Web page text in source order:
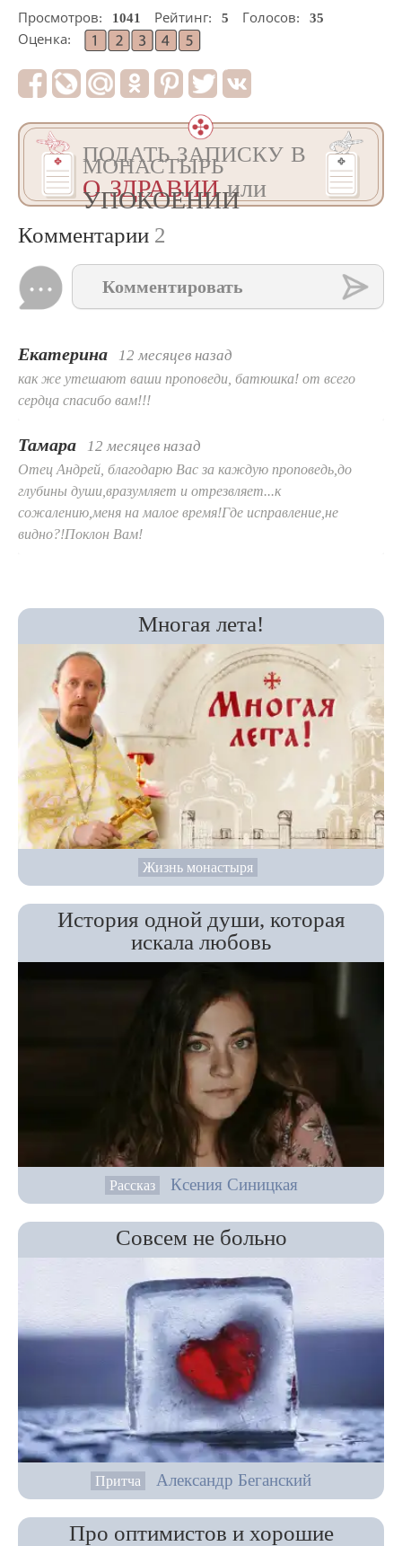
Просмотров: 1041 Рейтинг: 5 Голосов:
35
Оценка:
ПОДАТЬ ЗАПИСКУ В
МОНАСТЫРЬ
О ЗДРАВИИили
УПОКОЕНИИ
Комментарии 2
Комментировать
Екатерина 12 месяцев назад
как же утешают ваши проповеди, батюшка! от всего
сердца спасибо вам!!!
Тамара 12 месяцев назад
Отец Андрей, благодарю Вас за каждую проповедь,до
глубины души,вразумляет и отрезвляет...к
сожалению,меня на малое время!Где исправление,не
видно?!Поклон Вам!
Многая лета!
Жизнь монастыря
История одной души, которая
искала любовь
Рассказ Ксения Синицкая
Совсем не больно
Притча Александр Беганский
Про оптимистов и хорошие